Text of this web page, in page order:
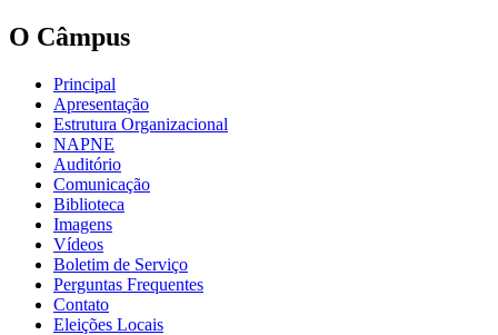
O Câmpus
Principal
Apresentação
Estrutura Organizacional
NAPNE
Auditório
Comunicação
Biblioteca
Imagens
Vídeos
Boletim de Serviço
Perguntas Frequentes
Contato
Eleições Locais